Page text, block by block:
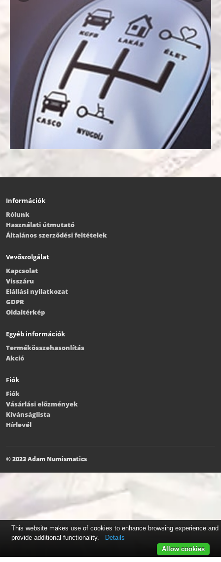
Információk
Rólunk
Használati útmutató
Általános szerződési feltételek
Vevőszolgálat
Kapcsolat
Visszáru
Elállási nyilatkozat
GDPR
Oldaltérkép
Egyéb információk
Termékösszehasonlítás
Akció
Fiók
Fiók
Vásárlási előzmények
Kívánságlista
Hírlevél
© 2023 Adam Numismatics
This website makes use of cookies to enhance browsing experience and
provide additional functionality.
Details
Allow cookies